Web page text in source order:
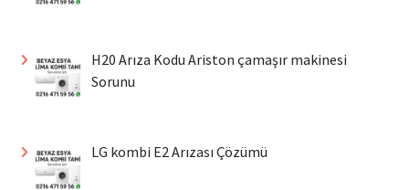
H20 Arıza Kodu Ariston çamaşır makinesi
Sorunu
LG kombi E2 Arızası Çözümü